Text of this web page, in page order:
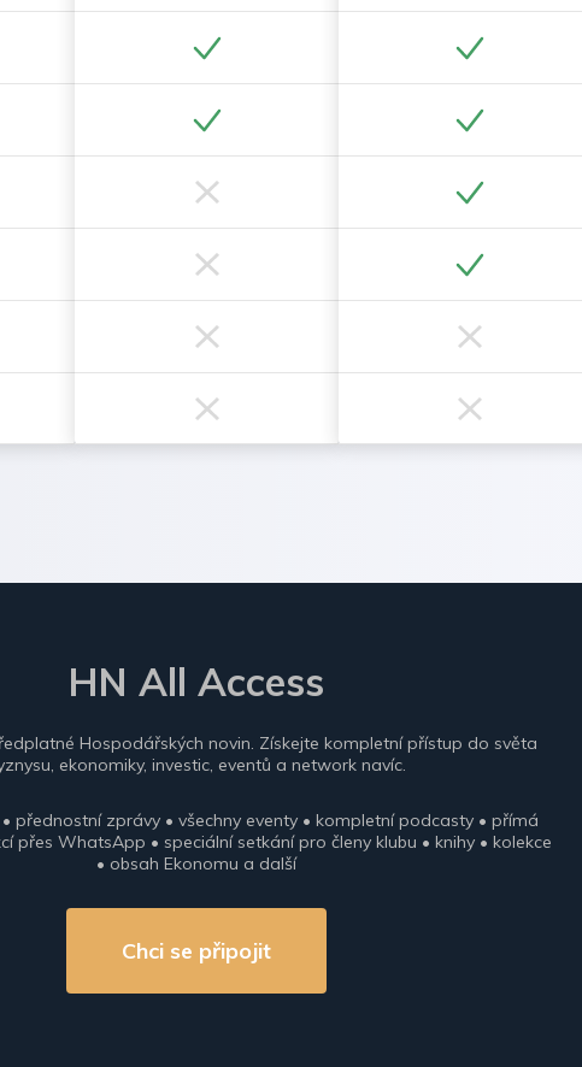
HN All Access
Hospodářských novin. Získejte kompletní přístup do světa
ekonomiky, investic, eventů a network navíc.
přednostní zprávy • všechny eventy • kompletní podcasty • přímá
přes WhatsApp • speciální setkání pro členy klubu • knihy • kolekce
• obsah Ekonomu a další
Chci se připojit